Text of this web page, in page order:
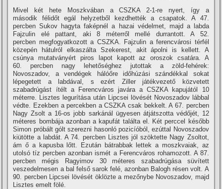
Mivel két hete Moszkvában a CSZKA 2-1-re nyert, í­gy a
második félidőt egál helyzetből kezdhették a csapatok. A 47.
percben Sukov hagyta faképnél a hazai védelmet, majd a labda
Fajzulin elé pattant, aki 8 méterről mellé durrantott. A 52.
percben megfogyatkozott a CSZKA. Fajzulin a ferencvárosi térfél
közepén hátulról elkaszálta Szekerest, akit ápolni is kellett. A
csúnya mutatványért piros lapot kapott az oroszok csatára. A
60. percben nagy lehetőséghez jutottak a zöld-fehérek:
Novoszadov, a vendégek hálóőre időhúzási szándékkal sokat
lépegetett a labdával, s ezért Ziller játékvezető közvetett
szabadrúgást í­télt a Ferencváros javára a CSZKA kapujától 10
méterre. Lisztes legurí­tása után Lipcsei lövését Novoszadov lábbal
védte. Ezekben a percekben a CSZKA csak bekkelt. A 67. percben
Nagy Zsolt a 16-os jobb sarkánál ügyesen átjátszotta védőjét, 12
méteres bombája azonban a kapufát találta el. Két perccel később
Simon próbált gólt szerezni hasonló pozicí­óból, ezúttal Novoszadov
kiütötte a labdát. A 74. percben Lisztes jól szöktette Nagy Zsoltot,
ám ő a kapusba lőtt. Ezután bátrabbak lettek a moszkvaiak, az
utolsó tí­z percben azonban ismét a Ferencváros rohamozott. A 87.
percben mégis Ragyimov 30 méteres szabadrúgása süví­tett
veszedelmesen a bal felső sarok felé, azonban Balogh résen volt. A
90. percben Lipcsei lövését öklözte a mezőnybe Novoszadov, majd
Lisztes emelt fölé.